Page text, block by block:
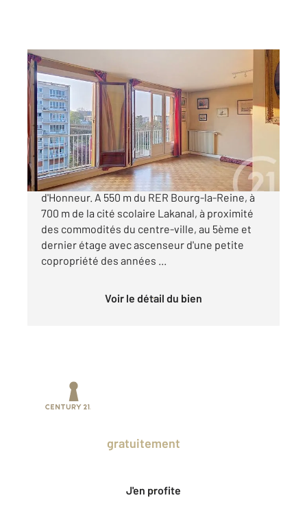
BOURG LA REINE 92
76,27 m2, 4 pièces
Ref : 11593
Appartement F4 à vendre
345 000 €
EXCLUSIVITÉ - BOURG LA REINE Allée
d'Honneur. A 550 m du RER Bourg-la-Reine, à
700 m de la cité scolaire Lakanal, à proximité
des commodités du centre-ville, au 5ème et
dernier étage avec ascenseur d'une petite
copropriété des années ...
Voir le détail du bien
gratuitement
J'en profite